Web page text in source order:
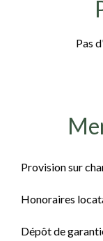
Pas
Provision sur
Honoraires
Dépôt de